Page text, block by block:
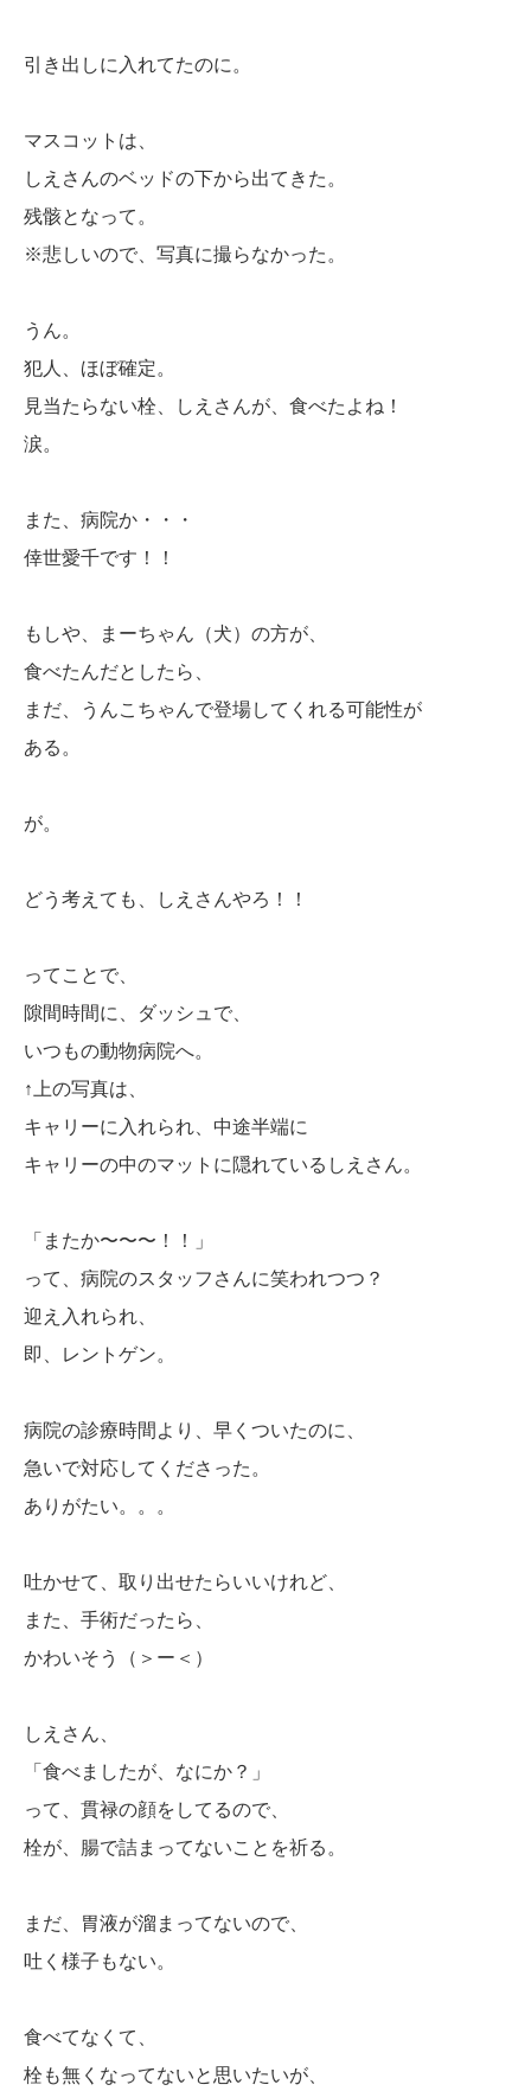
引き出しに入れてたのに。
マスコットは、
しえさんのベッドの下から出てきた。
残骸となって。
※悲しいので、写真に撮らなかった。
うん。
犯人、ほぼ確定。
見当たらない栓、しえさんが、食べたよね！
涙。
また、病院か・・・
倖世愛千です！！
もしや、まーちゃん（犬）の方が、
食べたんだとしたら、
まだ、うんこちゃんで登場してくれる可能性が
ある。
が。
どう考えても、しえさんやろ！！
ってことで、
隙間時間に、ダッシュで、
いつもの動物病院へ。
↑上の写真は、
キャリーに入れられ、中途半端に
キャリーの中のマットに隠れているしえさん。
「またか〜〜〜！！」
って、病院のスタッフさんに笑われつつ？
迎え入れられ、
即、レントゲン。
病院の診療時間より、早くついたのに、
急いで対応してくださった。
ありがたい。。。
吐かせて、取り出せたらいいけれど、
また、手術だったら、
かわいそう（＞ー＜）
しえさん、
「食べましたが、なにか？」
って、貫禄の顔をしてるので、
栓が、腸で詰まってないことを祈る。
まだ、胃液が溜まってないので、
吐く様子もない。
食べてなくて、
栓も無くなってないと思いたいが、